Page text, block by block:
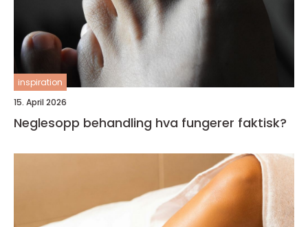
inspiration
15. April 2026
Neglesopp behandling hva fungerer faktisk?